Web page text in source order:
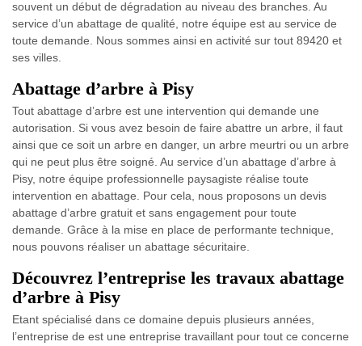
souvent un début de dégradation au niveau des branches. Au
service d’un abattage de qualité, notre équipe est au service de
toute demande. Nous sommes ainsi en activité sur tout 89420 et
ses villes.
Abattage d’arbre à Pisy
Tout abattage d’arbre est une intervention qui demande une
autorisation. Si vous avez besoin de faire abattre un arbre, il faut
ainsi que ce soit un arbre en danger, un arbre meurtri ou un arbre
qui ne peut plus être soigné. Au service d’un abattage d’arbre à
Pisy, notre équipe professionnelle paysagiste réalise toute
intervention en abattage. Pour cela, nous proposons un devis
abattage d’arbre gratuit et sans engagement pour toute
demande. Grâce à la mise en place de performante technique,
nous pouvons réaliser un abattage sécuritaire.
Découvrez l’entreprise les travaux abattage
d’arbre à Pisy
Etant spécialisé dans ce domaine depuis plusieurs années,
l’entreprise de est une entreprise travaillant pour tout ce concerne